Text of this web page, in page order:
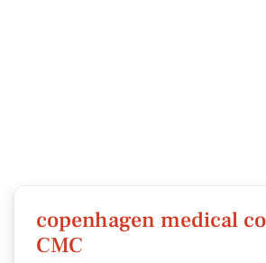
copenhagen medical
CMC